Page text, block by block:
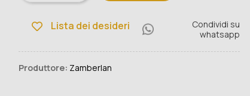
Lista dei desideri
Condividi su
whatsapp
Produttore: Zamberlan